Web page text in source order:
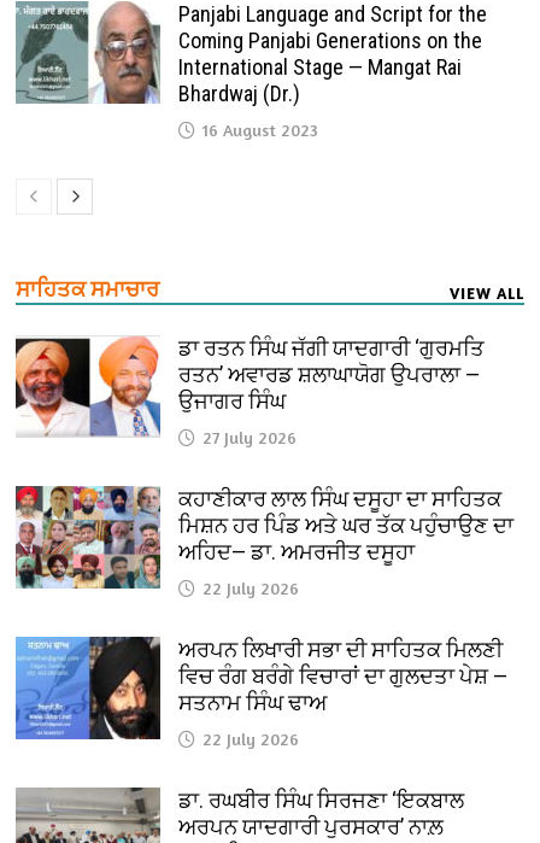
Panjabi Language and Script for the
Coming Panjabi Generations on the
International Stage — Mangat Rai
Bhardwaj (Dr.)
16 August 2023
ਸਾਹਿਤਕ ਸਮਾਚਾਰ VIEW ALL
ਡਾ ਰਤਨ ਸਿੰਘ ਜੱਗੀ ਯਾਦਗਾਰੀ ‘ਗੁਰਮਤਿ
ਰਤਨ’ ਅਵਾਰਡ ਸ਼ਲਾਘਾਯੋਗ ਉਪਰਾਲਾ —
ਉਜਾਗਰ ਸਿੰਘ
27 July 2026
ਕਹਾਣੀਕਾਰ ਲਾਲ ਸਿੰਘ ਦਸੂਹਾ ਦਾ ਸਾਹਿਤਕ
ਮਿਸ਼ਨ ਹਰ ਪਿੰਡ ਅਤੇ ਘਰ ਤੱਕ ਪਹੁੰਚਾਉਣ ਦਾ
ਅਹਿਦ— ਡਾ. ਅਮਰਜੀਤ ਦਸੂਹਾ
22 July 2026
ਅਰਪਨ ਲਿਖਾਰੀ ਸਭਾ ਦੀ ਸਾਹਿਤਕ ਮਿਲਣੀ
ਵਿਚ ਰੰਗ ਬਰੰਗੇ ਵਿਚਾਰਾਂ ਦਾ ਗੁਲਦਤਾ ਪੇਸ਼ —
ਸਤਨਾਮ ਸਿੰਘ ਢਾਅ
22 July 2026
ਡਾ. ਰਘਬੀਰ ਸਿੰਘ ਸਿਰਜਣਾ ‘ਇਕਬਾਲ
ਅਰਪਨ ਯਾਦਗਾਰੀ ਪੁਰਸਕਾਰ’ ਨਾਲ਼